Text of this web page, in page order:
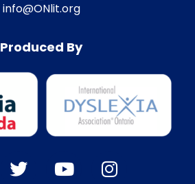
info@ONlit.org
Produced By